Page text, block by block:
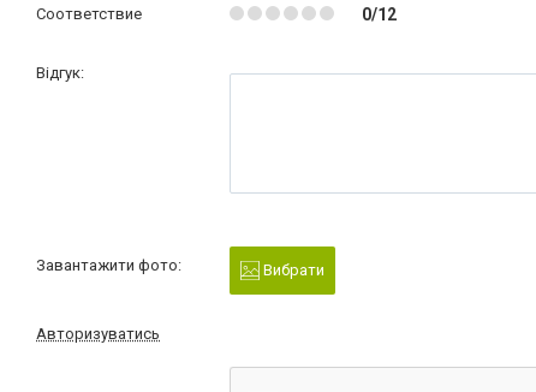
Соответствие 0/12
Відгук:
Завантажити фото: Вибрати
Авторизуватись